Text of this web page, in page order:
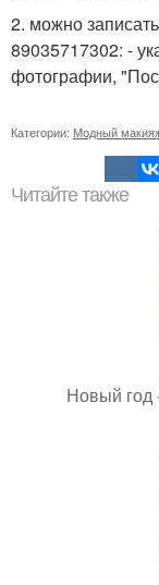
2. можно
89035717302: -
фотографии,
Категории: Модный
Читайте также
Новый год